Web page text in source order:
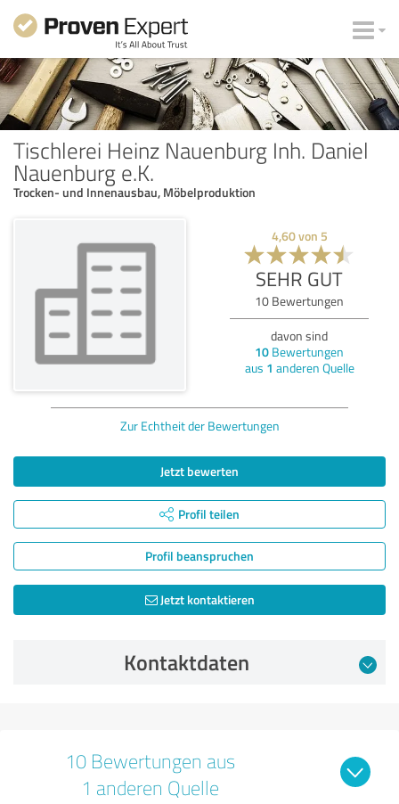
Tischlerei Heinz Nauenburg Inh. Daniel
Nauenburg e.K.
Trocken- und Innenausbau, Möbelproduktion
4,60von 5
SEHR GUT
10 Bewertungen
davon sind
10 Bewertungen
aus 1 anderen Quelle
Zur Echtheit der Bewertungen
Jetzt bewerten
Profil teilen
Profil beanspruchen
Jetzt kontaktieren
Kontaktdaten
10 Bewertungen aus
1 anderen Quelle